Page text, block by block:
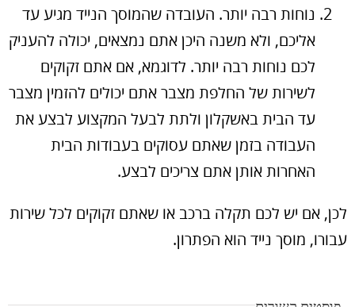
נוחות רבה יותר. העובדה שהמוסך הנייד מגיע עד
אליכם, ולא משנה היכן אתם נמצאים, יכולה להעניק
לכם נוחות רבה יותר. לדוגמא, אם אתם זקוקים
לשירות של החלפת מצבר אתם יכולים להזמין מצבר
עד הבית באשקלון ולתת לבעל המקצוע לבצע את
העבודה בזמן שאתם עסוקים בעבודות הבית
האחרות אותן אתם צריכים לבצע.
לכן, אם יש לכם תקלה ברכב או שאתם זקוקים לכל שירות
עבורו, מוסך נייד הוא הפתרון.